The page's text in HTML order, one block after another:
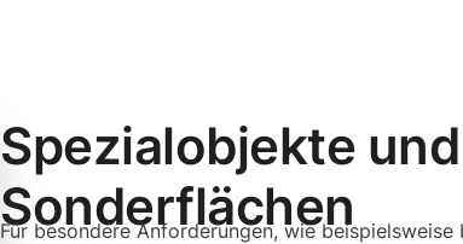
Spezialobjekte und
Sonderflächen
Für besondere Anforderungen, wie